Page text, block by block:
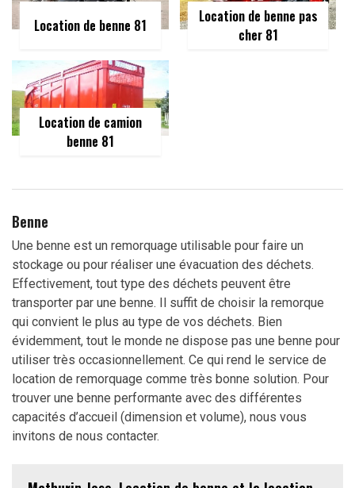
Location de benne 81
Location de benne pas
cher 81
Location de camion
benne 81
Benne
Une benne est un remorquage utilisable pour faire un
stockage ou pour réaliser une évacuation des déchets.
Effectivement, tout type des déchets peuvent être
transporter par une benne. Il suffit de choisir la remorque
qui convient le plus au type de vos déchets. Bien
évidemment, tout le monde ne dispose pas une benne pour
utiliser très occasionnellement. Ce qui rend le service de
location de remorquage comme très bonne solution. Pour
trouver une benne performante avec des différentes
capacités d’accueil (dimension et volume), nous vous
invitons de nous contacter.